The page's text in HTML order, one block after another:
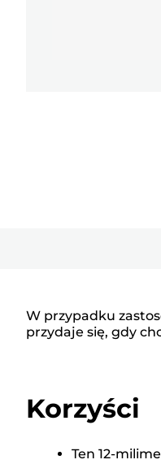
W przypadku
przydaje się, gdy
Korzyści
Ten 12-